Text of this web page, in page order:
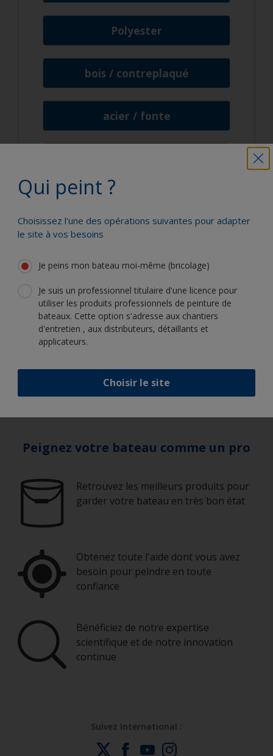
Polyester
bois / contreplaqué
acier / fonte
Nous sommes là pour vous aider
Nous sommes là pour vous aider. Nous sommes
Appelez le
Envoyez un e-mail àiyp.france@akzonobel.com
Qui peint ?
Choisissez l'une des opérations suivantes pour adapter
le site à vos besoins
Je peins mon bateau moi-même (bricolage)
Je suis un professionnel titulaire d'une licence pour
utiliser les produits professionnels de peinture de
bateaux. Cette option s'adresse aux chantiers
d'entretien , aux distributeurs, détaillants et
applicateurs.
Choisir le site
Peignez votre bateau comme un pro
Retrouvez les meilleurs produits pour
garder votre bateau en très bon état
Obtenez toute l'aide dont vous avez
besoin pour peindre en toute
confiance
Bénéficiez de notre expertise
scientifique et de notre innovation
continue
Suivez International :